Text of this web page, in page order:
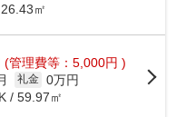
㎡
(管理費等：5,000円 )
礼金 0万円
/ 59.97㎡